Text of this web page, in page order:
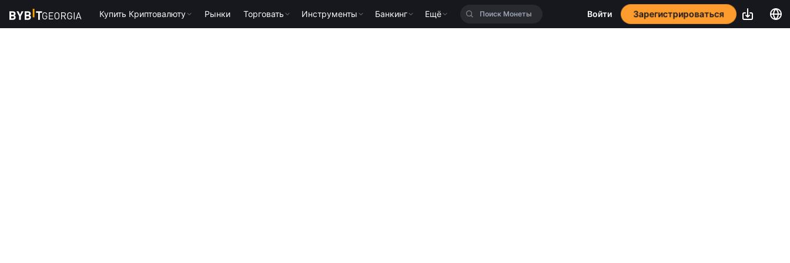
Купить Криптовалюту Рынки Торговать Инструменты Банкинг Ещё Войти Зарегистрироваться